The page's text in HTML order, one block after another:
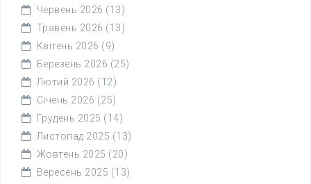
Червень 2026 (13)
Травень 2026 (13)
Квітень 2026 (9)
Березень 2026 (25)
Лютий 2026 (12)
Січень 2026 (25)
Грудень 2025 (14)
Листопад 2025 (13)
Жовтень 2025 (20)
Вересень 2025 (13)